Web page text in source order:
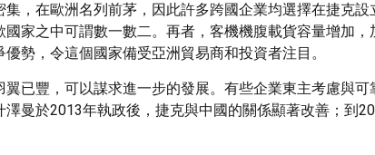
，在歐洲名列前茅，因此許多跨國企業均選擇在捷克設
家之中可謂數一數二。再者，客機機腹載貨容量增加，
勢，令這個國家備受亞洲貿易商和投資者注目。
已豐，可以謀求進一步的發展。有些企業東主考慮與可
曼於2013年執政後，捷克與中國的關係顯著改善；到